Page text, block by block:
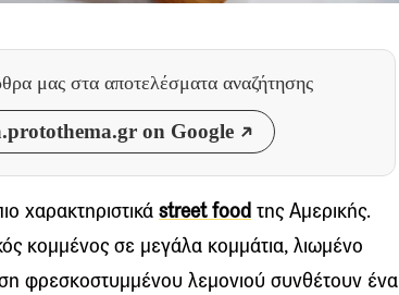
μας στα αποτελέσματα αναζήτησης
on Google
χαρακτηριστικά street food της Αμερικής.
κομμένος σε μεγάλα κομμάτια, λιωμένο
φρεσκοστυμμένου λεμονιού συνθέτουν ένα